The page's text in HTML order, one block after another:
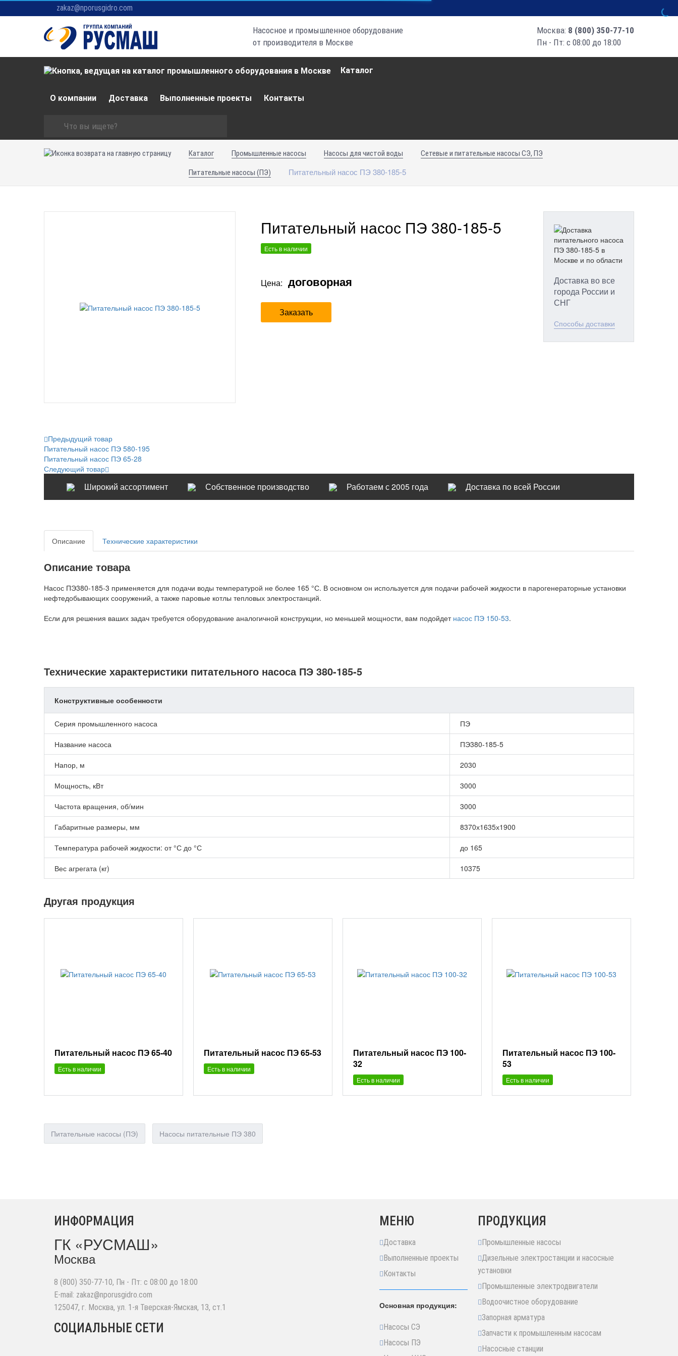
zakaz@nporusgidro.com
Насосное и промышленное оборудование
от производителя в Москве
Москва: 8 (800) 350-77-10
Пн - Пт: с 08:00 до 18:00
Каталог
О компании Доставка Выполненные проекты Контакты
Каталог Промышленные насосы Насосы для чистой воды Сетевые и питательные насосы СЭ, ПЭ
Питательные насосы (ПЭ) Питательный насос ПЭ 380-185-5
Питательный насос ПЭ 380-185-5
Есть в наличии
Цена: договорная
Заказать
Доставка во все
города России и
СНГ
Способы доставки
Предыдущий товар
Питательный насос ПЭ 580-195
Питательный насос ПЭ 65-28
Следующий товар
Широкий ассортимент Собственное производство Работаем с 2005 года Доставка по всей России
Описание Технические характеристики
Описание товара
Насос ПЭ380-185-3 применяется для подачи воды температурой не более 165 °С. В основном он используется для подачи рабочей жидкости в парогенераторные установки
нефтедобывающих сооружений, а также паровые котлы тепловых электростанций.
Если для решения ваших задач требуется оборудование аналогичной конструкции, но меньшей мощности, вам подойдет насос ПЭ 150-53.
Технические характеристики питательного насоса ПЭ 380-185-5
Конструктивные особенности
Серия промышленного насоса ПЭ
Название насоса ПЭ380-185-5
Напор, м 2030
Мощность, кВт 3000
Частота вращения, об/мин 3000
Габаритные размеры, мм 8370х1635х1900
Температура рабочей жидкости: от °С до °С до 165
Вес агрегата (кг) 10375
Другая продукция
Питательный насос ПЭ 65-40
Есть в наличии
Питательный насос ПЭ 65-53
Есть в наличии
Питательный насос ПЭ 100-
32
Есть в наличии
Питательный насос ПЭ 100-
53
Есть в наличии
Питательные насосы (ПЭ) Насосы питательные ПЭ 380
ИНФОРМАЦИЯ
ГК «РУСМАШ»
Москва
8 (800) 350-77-10, Пн - Пт: с 08:00 до 18:00
E-mail: zakaz@nporusgidro.com
125047, г. Москва, ул. 1-я Тверская-Ямская, 13, ст.1
СОЦИАЛЬНЫЕ СЕТИ
МЕНЮ
Доставка
Выполненные проекты
Контакты
Основная продукция:
Насосы СЭ
Насосы ПЭ
ПРОДУКЦИЯ
Промышленные насосы
Дизельные электростанции и насосные
установки
Промышленные электродвигатели
Водоочистное оборудование
Запорная арматура
Запчасти к промышленным насосам
Насосные станции